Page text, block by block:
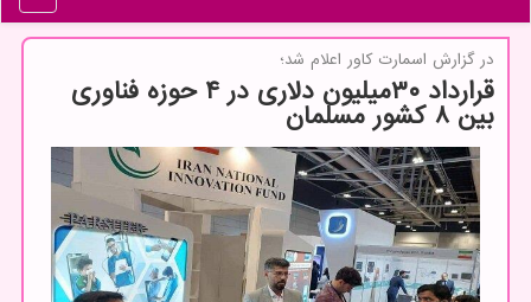
در گزارش اسمارت كاور اعلام شد؛
قرارداد ۳۰میلیون دلاری در ۴ حوزه فناوری
بین ۸ کشور مسلمان